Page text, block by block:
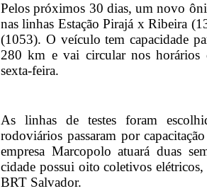
Pelos próximos 30 dias, um novo
nas linhas Estação Pirajá x Ribeira
(1053). O veículo tem capacidade
280 km e vai circular nos horários
sexta-feira.
As linhas de testes foram
rodoviários passaram por
empresa Marcopolo atuará duas
cidade possui oito coletivos
BRT Salvador.